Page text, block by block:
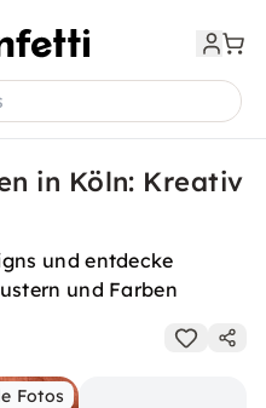
in Köln: Kreativ
und entdecke
und Farben
Fotos